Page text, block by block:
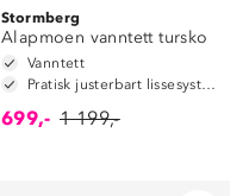
Stormberg
Alapmoen vanntett tursko
Vanntett
Pratisk justerbart lissesystem
699,- 1 199,-